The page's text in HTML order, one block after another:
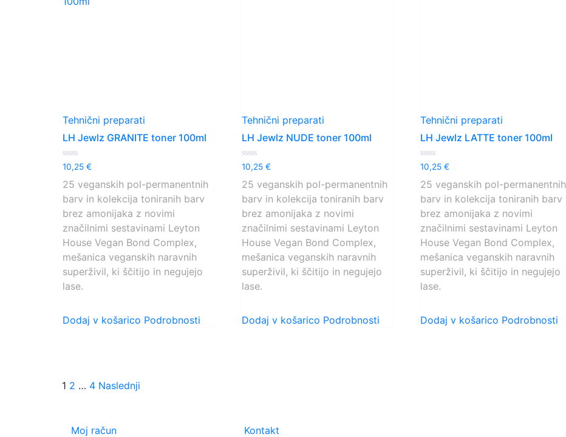
Tehnični preparati
LH Jewlz GRANITE toner 100ml
Ocenjeno
0
od
5
10,25 €
25 veganskih pol-permanentnih
barv in kolekcija toniranih barv
brez amonijaka z novimi
značilnimi sestavinami Leyton
House Vegan Bond Complex,
mešanica veganskih naravnih
superživil, ki ščitijo in negujejo
lase.
Dodaj v košarico Podrobnosti
Tehnični preparati
LH Jewlz NUDE toner 100ml
Ocenjeno
0
od
5
10,25 €
25 veganskih pol-permanentnih
barv in kolekcija toniranih barv
brez amonijaka z novimi
značilnimi sestavinami Leyton
House Vegan Bond Complex,
mešanica veganskih naravnih
superživil, ki ščitijo in negujejo
lase.
Dodaj v košarico Podrobnosti
Tehnični preparati
LH Jewlz LATTE toner 100ml
Ocenjeno
0
od
5
10,25€
25 veganskih pol-permanentnih
barv in kolekcija toniranih barv
brez amonijaka z novimi
značilnimi sestavinami Leyton
House Vegan Bond Complex,
mešanica veganskih naravnih
superživil, ki ščitijo in negujejo
lase.
Dodaj v košarico Podrobnosti
Številčenje
1 2 … 4 Naslednji
Moj račun
Kontakt